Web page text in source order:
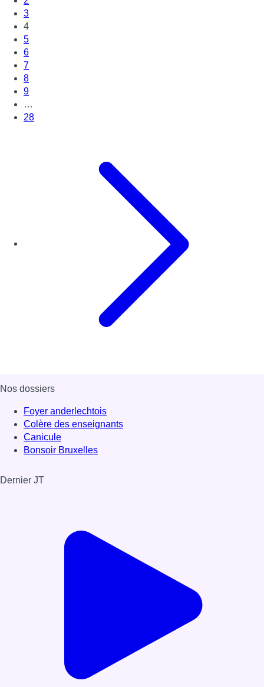
3
4
5
6
7
8
9
…
28
Nos dossiers
Foyer anderlechtois
Colère des enseignants
Canicule
Bonsoir Bruxelles
Dernier JT